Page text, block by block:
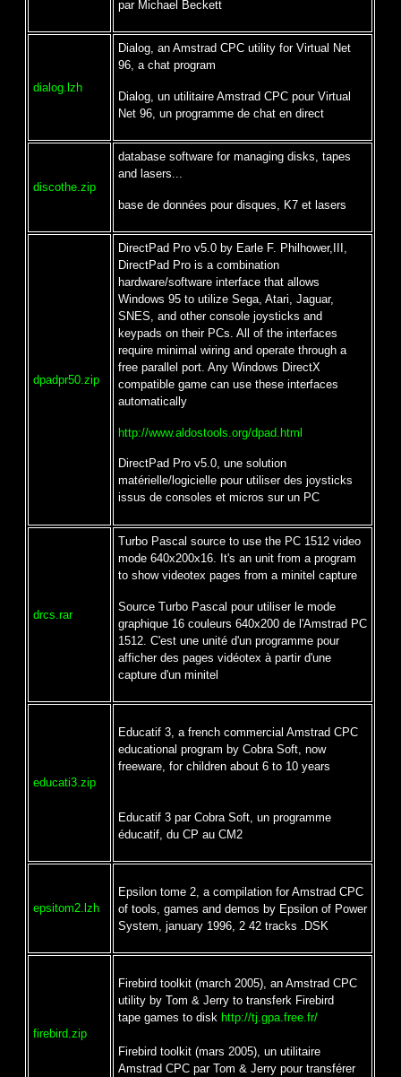
par Michael Beckett
dialog.lzh
Dialog, an Amstrad CPC utility for Virtual Net
96, a chat program
Dialog, un utilitaire Amstrad CPC pour Virtual
Net 96, un programme de chat en direct
discothe.zip
database software for managing disks, tapes
and lasers...
base de données pour disques, K7 et lasers
dpadpr50.zip
DirectPad Pro v5.0 by Earle F. Philhower,III,
DirectPad Pro is a combination
hardware/software interface that allows
Windows 95 to utilize Sega, Atari, Jaguar,
SNES, and other console joysticks and
keypads on their PCs. All of the interfaces
require minimal wiring and operate through a
free parallel port. Any Windows DirectX
compatible game can use these interfaces
automatically
http://www.aldostools.org/dpad.html
DirectPad Pro v5.0, une solution
matérielle/logicielle pour utiliser des joysticks
issus de consoles et micros sur un PC
drcs.rar
Turbo Pascal source to use the PC 1512 video
mode 640x200x16. It's an unit from a program
to show videotex pages from a minitel capture
Source Turbo Pascal pour utiliser le mode
graphique 16 couleurs 640x200 de l'Amstrad PC
1512. C'est une unité d'un programme pour
afficher des pages vidéotex à partir d'une
capture d'un minitel
educati3.zip
Educatif 3, a french commercial Amstrad CPC
educational program by Cobra Soft, now
freeware, for children about 6 to 10 years
Educatif 3 par Cobra Soft, un programme
éducatif, du CP au CM2
epsitom2.lzh
Epsilon tome 2, a compilation for Amstrad CPC
of tools, games and demos by Epsilon of Power
System, january 1996, 2 42 tracks .DSK
firebird.zip
Firebird toolkit (march 2005), an Amstrad CPC
utility by Tom & Jerry to transferk Firebird
tape games to disk http://tj.gpa.free.fr/
Firebird toolkit (mars 2005), un utilitaire
Amstrad CPC par Tom & Jerry pour transférer